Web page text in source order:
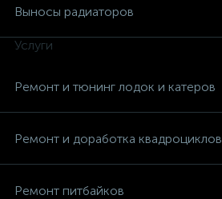
Выносы радиаторов
Услуги
Ремонт и тюнинг лодок и катеров
Ремонт и доработка квадроциклов
Ремонт питбайков